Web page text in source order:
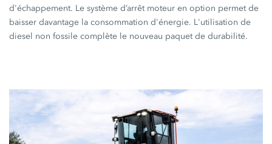
d'échappement. Le système d’arrêt moteur en option permet de
baisser davantage la consommation d'énergie. L'utilisation de
diesel non fossile complète le nouveau paquet de durabilité.